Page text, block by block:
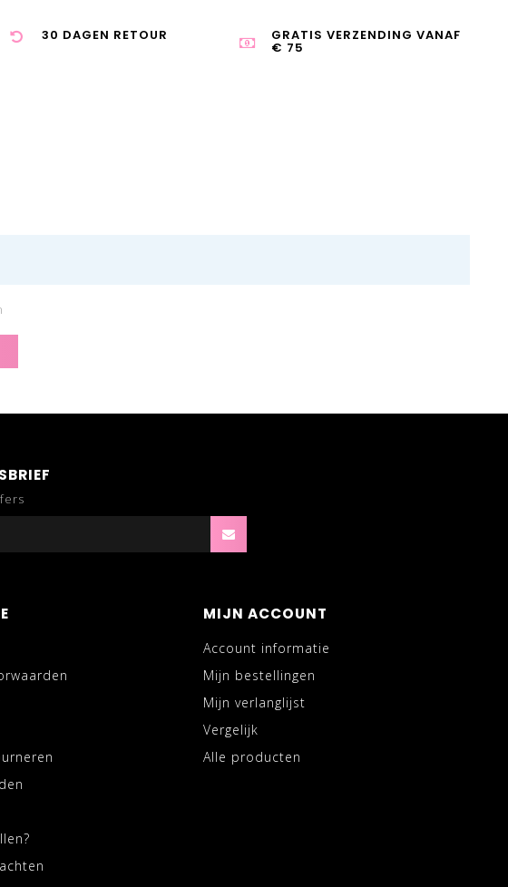
30 DAGEN RETOUR GRATIS VERZENDING VANAF
€ 75
MIJN ACCOUNT
Account informatie
Mijn bestellingen
Mijn verlanglijst
Vergelijk
Alle producten